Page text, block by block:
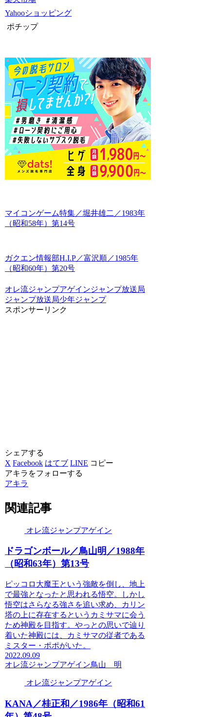
Yahooショッピング
ポチップ
マイコンゲーム特集／堀井雄二／1983年
（昭和58年）第14号
ガクエン情報部H.I.P／富沢順／1985年
（昭和60年）第20号
オレ流ジャンプアゲインジャンプ放送局
ジャンプ放送局少年ジャンプ
スポンサーリンク
シェアする
X Facebook はてブ LINE コピー
アキラをフォローする
アキラ
関連記事
オレ流ジャンプアゲイン
ドラゴンボール／鳥山明／1988年
（昭和63年）第13号
ピッコロ大魔王という強敵を倒し、地上
で最強となったと思われる悟空。しかし
悟空はさらなる強さを追い求め、カリン
塔の上に存在するというカミサマに会う
ため神殿を目指す。やっとの思いで辿り
着いた神殿には、カミサマの従者である
ミスター・ポポがいた。
2022.09.09
オレ流ジャンプアゲイン鳥山 明
オレ流ジャンプアゲイン
KANA／桂正和／1986年（昭和61